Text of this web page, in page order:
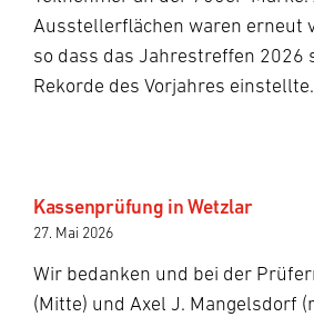
Ausstellerflächen waren erneut
so dass das Jahrestreffen 2026
Rekorde des Vorjahres einstellte.
Kassenprüfung in Wetzlar
27. Mai 2026
Wir bedanken und bei der
(Mitte) und Axel J. Mangelsdorf